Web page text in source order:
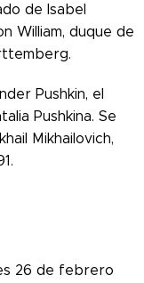
de Isabel
William, duque de
Pushkin, el
Pushkina. Se
Mikhailovich,
26 de febrero